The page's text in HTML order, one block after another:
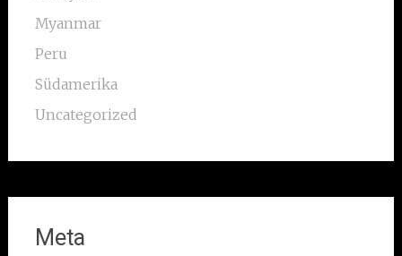
Myanmar
Peru
Südamerika
Uncategorized
Meta